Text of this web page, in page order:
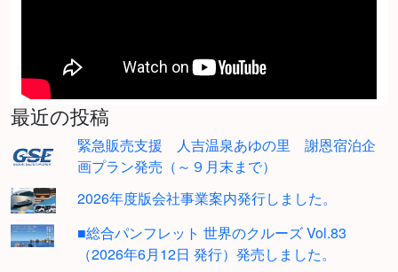
最近の投稿
緊急販売支援 人吉温泉あゆの里 謝恩宿泊企
画プラン発売（～９月末まで）
2026年度版会社事業案内発行しました。
■総合パンフレット 世界のクルーズ Vol.83
（2026年6月12日 発行）発売しました。